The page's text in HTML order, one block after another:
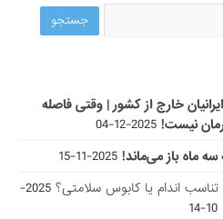
خارج از کشور | وقتی فاصله
نیست! 2025-12-04
ماه باز می‌ماند! 2025-11-15
تناسب اندام یا کابوس سلامتی؟
2025-
10-14